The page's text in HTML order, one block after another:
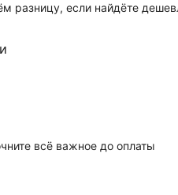
разницу, если найдёте
всё важное до оплаты